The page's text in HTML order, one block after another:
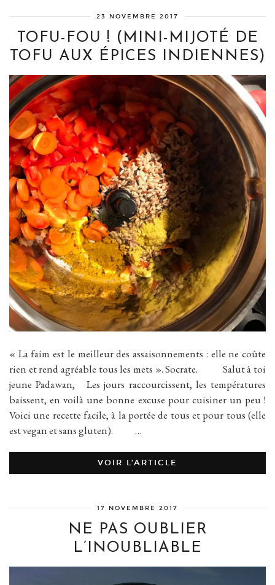
23 NOVEMBRE 2017
TOFU-FOU ! (MINI-MIJOTÉ DE
TOFU AUX ÉPICES INDIENNES)
« La faim est le meilleur des assaisonnements : elle ne coûte
rien et rend agréable tous les mets ». Socrate. Salut à toi
jeune Padawan, Les jours raccourcissent, les températures
baissent, en voilà une bonne excuse pour cuisiner un peu !
Voici une recette facile, à la portée de tous et pour tous (elle
est vegan et sans gluten). …
VOIR L’ARTICLE
17 NOVEMBRE 2017
NE PAS OUBLIER
L’INOUBLIABLE